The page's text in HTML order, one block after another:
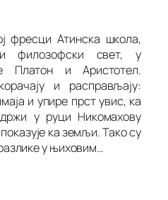
фресци Атинска школа,
филозофски свет, у
Платон и Аристотел.
и расправљају:
и упире прст увис, ка
у руци Никомахову
ка земљи. Тако су
у њиховим…